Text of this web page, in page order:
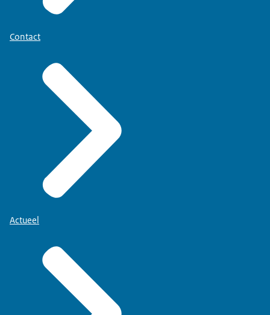
Contact
Actueel